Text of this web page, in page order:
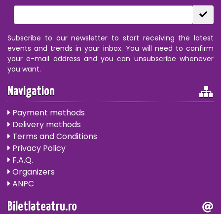
Subscribe to our newsletter to start receiving the latest
events and trends in your inbox. You will need to confirm
your e-mail address and you can unsubscribe whenever
you want.
Navigation
Payment methods
Delivery methods
Terms and Conditions
Privacy Policy
F.A.Q.
Organizers
ANPC
Biletlateatru.ro